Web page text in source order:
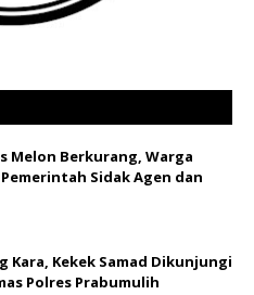
Melon Berkurang, Warga
Pemerintah Sidak Agen dan
Kara, Kekek Samad Dikunjungi
Polres Prabumulih